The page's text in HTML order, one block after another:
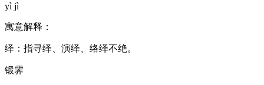
yì jì
寓意解释：
绎：指寻绎、演绎、络绎不绝。
锻霁